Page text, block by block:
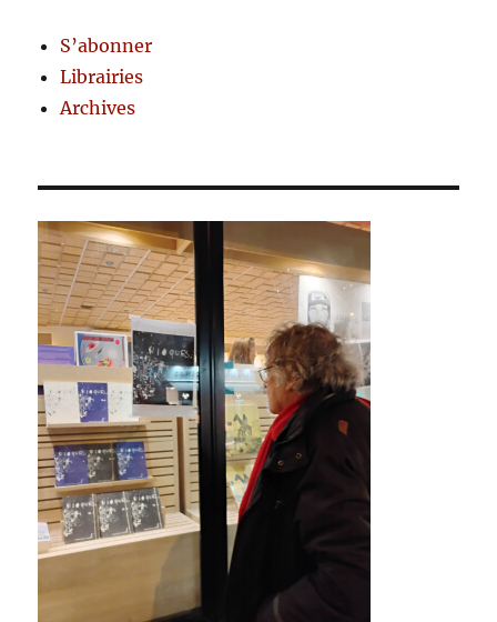
S’abonner
Librairies
Archives